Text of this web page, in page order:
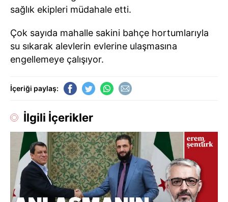
sağlık ekipleri müdahale etti.
Çok sayıda mahalle sakini bahçe hortumlarıyla
su sıkarak alevlerin evlerine ulaşmasına
engellemeye çalışıyor.
İçeriği paylaş:
İlgili İçerikler